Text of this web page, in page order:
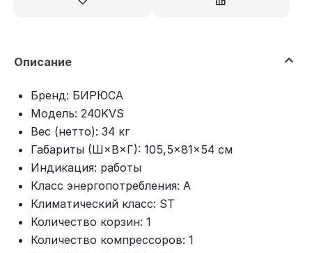
Описание
Бренд: БИРЮСА
Модель: 240KVS
Вес (нетто): 34 кг
Габариты (Ш×В×Г): 105,5×81×54 см
Индикация: работы
Класс энергопотребления: A
Климатический класс: ST
Количество корзин: 1
Количество компрессоров: 1